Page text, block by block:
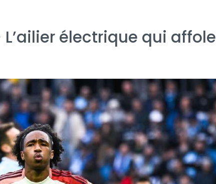
électrique qui affole